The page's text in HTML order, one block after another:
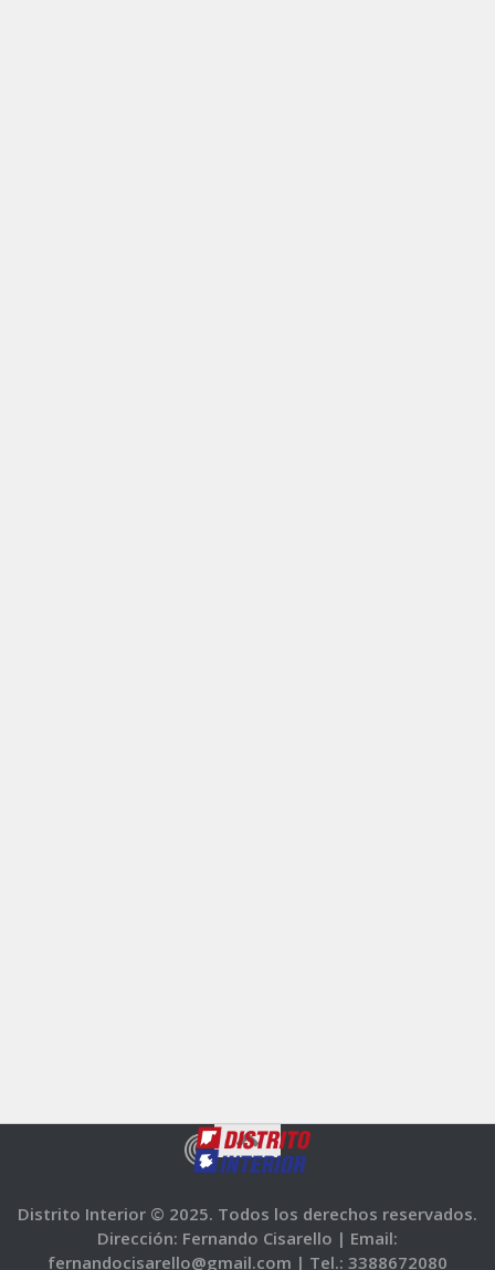
Distrito Interior © 2025. Todos los derechos reservados.
Dirección: Fernando Cisarello | Email:
fernandocisarello@gmail.com | Tel.: 3388672080